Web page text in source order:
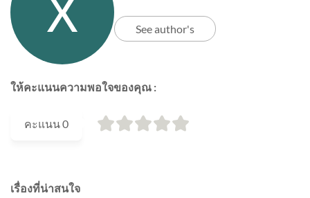
See author's
ให้คะแนนความพอใจของคุณ :
คะแนน0
เรื่องที่น่าสนใจ